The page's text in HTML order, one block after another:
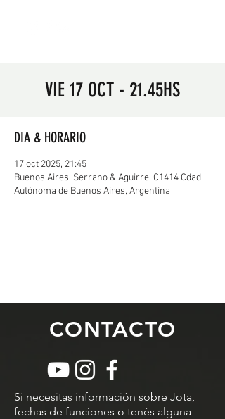
VIE 17 OCT - 21.45HS
DIA & HORARIO
17 oct 2025, 21:45
Buenos Aires, Serrano & Aguirre, C1414 Cdad.
Autónoma de Buenos Aires, Argentina
CONTACTO
Si necesitas información sobre Jota,
fechas de funciones o tenés alguna